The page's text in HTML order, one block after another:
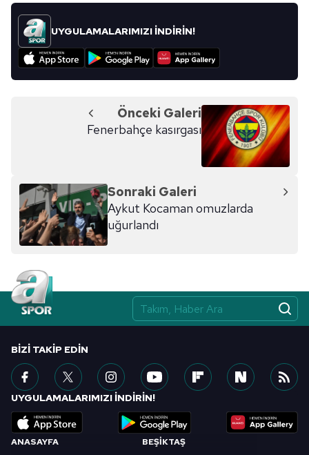
UYGULAMALARIMIZI İNDİRİN!
Önceki Galeri
Fenerbahçe kasırgası
Sonraki Galeri
Aykut Kocaman omuzlarda
uğurlandı
ANASAYFA
BEŞİKTAŞ
BIZI TAKIP EDIN
UYGULAMALARIMIZI İNDİRİN!